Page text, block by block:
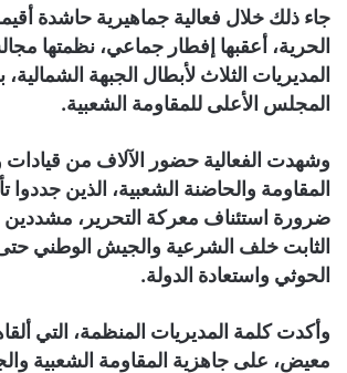
جاء ذلك خلال فعالية جماهيرية حاشدة
الحرية، أعقبها إفطار جماعي، نظمتها
المديريات الثلاث لأبطال الجبهة
المجلس الأعلى للمقاومة الشعبية.
وشهدت الفعالية حضور الآلاف من
المقاومة والحاضنة الشعبية، الذين جددوا
ضرورة استئناف معركة التحرير،
الثابت خلف الشرعية والجيش الوطني حتى
الحوثي واستعادة الدولة.
وأكدت كلمة المديريات المنظمة، التي
معيض، على جاهزية المقاومة الشعبية